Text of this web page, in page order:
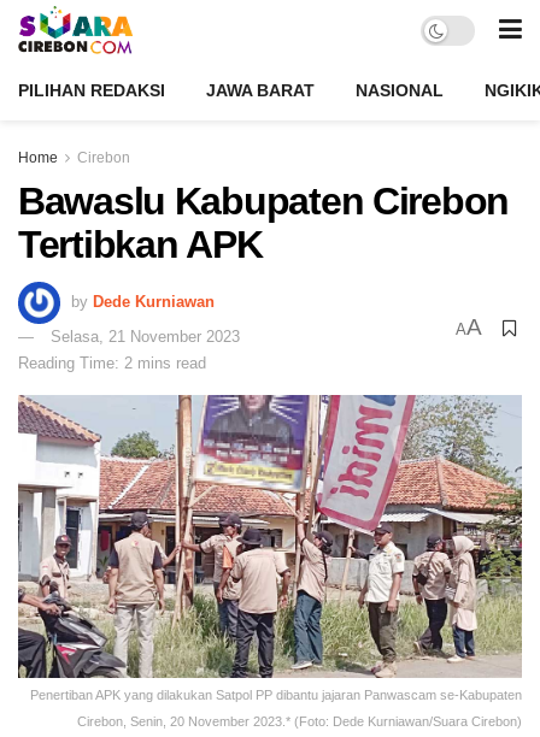
PILIHAN REDAKSI JAWA BARAT NASIONAL
Home Cirebon
Bawaslu Kabupaten Cirebon
Tertibkan APK
by Dede Kurniawan
Selasa, 21 November 2023
Reading Time: 2 mins read
AA
Penertiban APK yang dilakukan Satpol PP dibantu jajaran Panwascam se-Kabupaten
Cirebon, Senin, 20 November 2023.* (Foto: Dede Kurniawan/Suara Cirebon)